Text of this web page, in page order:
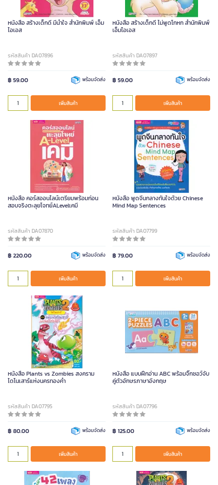
หนังสือ สร้างเด็กดี มีน้ำใจ สำนักพิมพ์ เอ็ม
ไอเอส
รหัสสินค้า DA07896
฿ 59.00 พร้อมจัดส่ง
เพิ่มสินค้า
หนังสือ สร้างเด็กดี ไม่พูดโกหก สำนักพิมพ์
เอ็มไอเอส
รหัสสินค้า DA07897
฿ 59.00 พร้อมจัดส่ง
เพิ่มสินค้า
หนังสือ คอร์สออนไลน์เตรียมพร้อมก่อน
สอบจริงตะลุยโจทย์ALevelเคมี
รหัสสินค้า DA07870
฿ 220.00 พร้อมจัดส่ง
เพิ่มสินค้า
หนังสือ พูดจีนกลางทันใจด้วย Chinese
Mind Map Sentences
รหัสสินค้า DA07799
฿ 79.00 พร้อมจัดส่ง
เพิ่มสินค้า
หนังสือ Plants vs Zombies สงคราม
ไดโนเสาร์แห่งนครทองคำ
รหัสสินค้า DA07795
฿ 80.00 พร้อมจัดส่ง
เพิ่มสินค้า
หนังสือ แบบฝึกอ่าน ABC พร้อมจิ๊กซอว์จับ
คู่ตัวอักษรภาษาอังกฤษ
รหัสสินค้า DA07796
฿ 125.00 พร้อมจัดส่ง
เพิ่มสินค้า